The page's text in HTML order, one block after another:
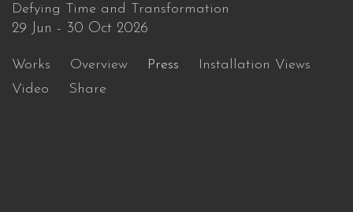
Defying Time and Transformation
29 Jun - 30 Oct 2026
Works Overview Press
Installation Views
Video
Share